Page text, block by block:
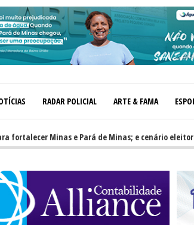
RADAR POLICIAL ARTE & FAMA
Minas e Pará de Minas; e cenário eleitoral